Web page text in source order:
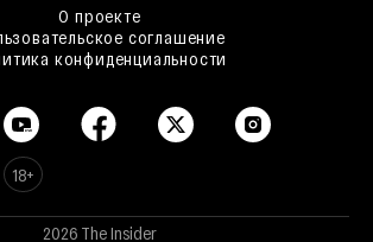
О проекте
соглашение
конфиденциальности
18+
2026 The Insider